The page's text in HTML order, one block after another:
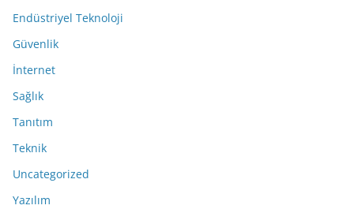
Endüstriyel Teknoloji
Güvenlik
İnternet
Sağlık
Tanıtım
Teknik
Uncategorized
Yazılım